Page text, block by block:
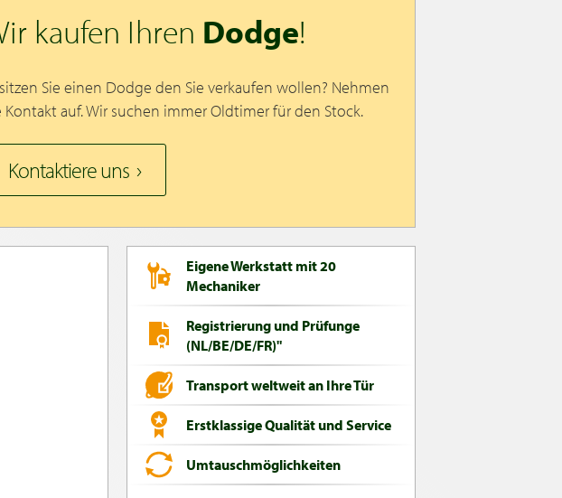
kaufen Ihren Dodge!
Sie einen Dodge den Sie verkaufen wollen? Nehmen
Kontakt auf. Wir suchen immer Oldtimer für den Stock.
Kontaktiere uns
Eigene Werkstatt mit 20
Mechaniker
Registrierung und Prüfunge
(NL/BE/DE/FR)"
Transport weltweit an Ihre Tür
Erstklassige Qualität und Service
Umtauschmöglichkeiten